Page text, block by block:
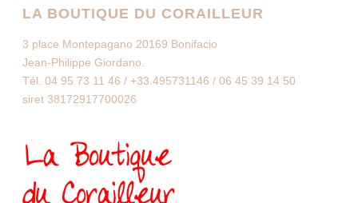
LA BOUTIQUE DU CORAILLEUR
3 place Montepagano 20169 Bonifacio
Jean-Philippe Giordano.
Tél. 04 95 73 11 46 / +33.495731146 / 06 45 39 14 50
siret 38172917700026